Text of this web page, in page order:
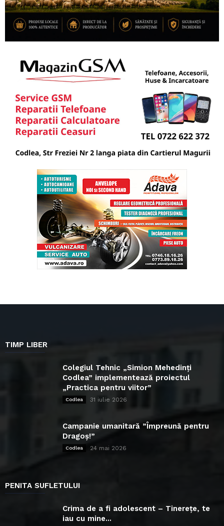
TIMP LIBER
Colegiul Tehnic „Simion Mehedinți
Codlea” implementează proiectul
„Practica pentru viitor”
Codlea 31 iulie 2026
Campanie umanitară ”Împreună pentru
Dragoș!”
Codlea 24 mai 2026
PENITA SUFLETULUI
Crima de a fi adolescent – Tinerețe, te
iau cu mine...